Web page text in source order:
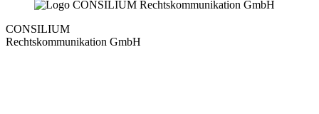
CONSILIUM
Rechtskommunikation GmbH